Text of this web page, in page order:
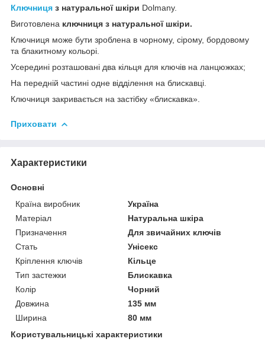
Ключниця з натуральної шкіри Dolmany.
Виготовлена ключниця з натуральної шкіри.
Ключниця може бути зроблена в чорному, сірому, бордовому
та блакитному кольорі.
Усередині розташовані два кільця для ключів на ланцюжках;
На передній частині одне відділення на блискавці.
Ключниця закривається на застібку «блискавка».
Приховати
Характеристики
Основні
Країна виробник
Україна
Матеріал
Натуральна шкіра
Призначення
Для звичайних ключів
Стать
Унісекс
Кріплення ключів
Кільце
Тип застежки
Блискавка
Колір
Чорний
Довжина
135 мм
Ширина
80 мм
Користувальницькі характеристики